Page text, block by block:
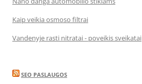
Kaip veikia osmoso filtrai
Vandenyje rasti nitratai - poveikis sveikatai
SEO PASLAUGOS